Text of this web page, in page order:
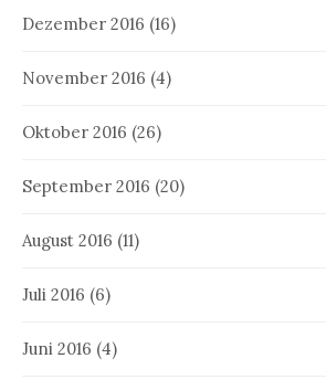
Dezember 2016 (16)
November 2016 (4)
Oktober 2016 (26)
September 2016 (20)
August 2016 (11)
Juli 2016 (6)
Juni 2016 (4)